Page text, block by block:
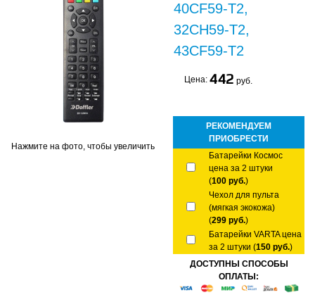
Нажмите на фото, чтобы увеличить
40CF59-T2,
32CH59-T2,
43CF59-T2
Цена: 442 руб.
РЕКОМЕНДУЕМ
ПРИОБРЕСТИ
Батарейки Космос
цена за 2 штуки
(100 руб.)
Чехол для пульта
(мягкая экокожа)
(299 руб.)
Батарейки VARTA цена
за 2 штуки (150 руб.)
ДОСТУПНЫ СПОСОБЫ
ОПЛАТЫ: